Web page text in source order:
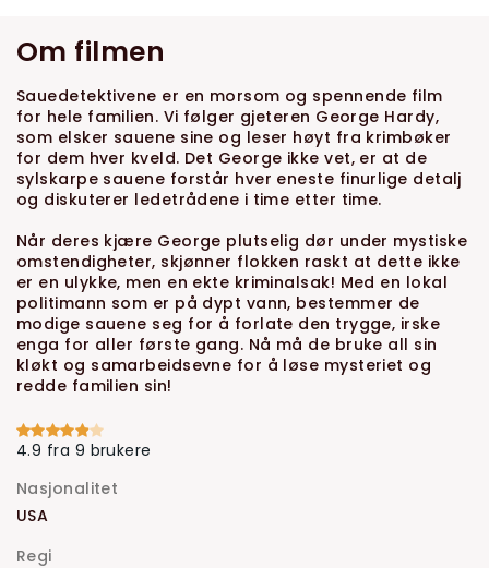
Om filmen
Sauedetektivene er en morsom og spennende film
for hele familien. Vi følger gjeteren George Hardy,
som elsker sauene sine og leser høyt fra krimbøker
for dem hver kveld. Det George ikke vet, er at de
sylskarpe sauene forstår hver eneste finurlige detalj
og diskuterer ledetrådene i time etter time.
Når deres kjære George plutselig dør under mystiske
omstendigheter, skjønner flokken raskt at dette ikke
er en ulykke, men en ekte kriminalsak! Med en lokal
politimann som er på dypt vann, bestemmer de
modige sauene seg for å forlate den trygge, irske
enga for aller første gang. Nå må de bruke all sin
kløkt og samarbeidsevne for å løse mysteriet og
redde familien sin!
4.9 fra 9 brukere
Nasjonalitet
USA
Regi